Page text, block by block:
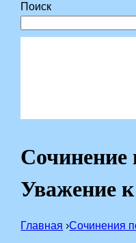
Поиск
Сочинение
Уважение
Главная ›Сочинения